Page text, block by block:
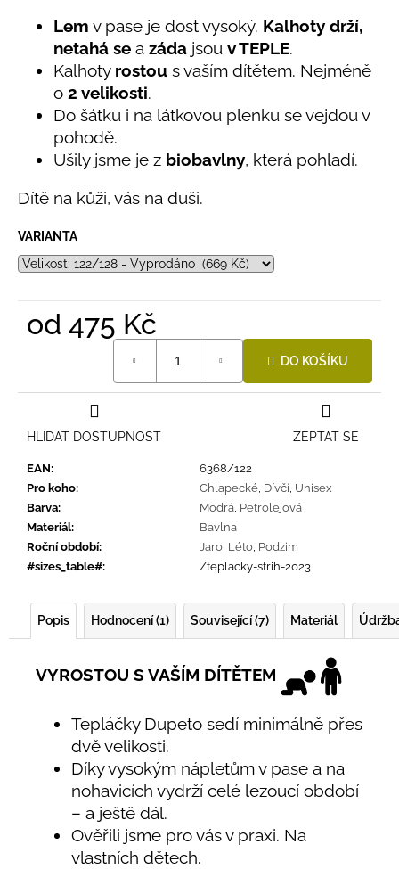
Lem v pase je dost vysoký. Kalhoty drží,
netahá se a záda jsou v TEPLE.
Kalhoty rostou s vaším dítětem. Nejméně
o 2 velikosti.
Do šátku i na látkovou plenku se vejdou v
pohodě.
Ušily jsme je z biobavlny, která pohladí.
Dítě na kůži, vás na duši.
VARIANTA
od 475 Kč
DO KOŠÍKU
EAN:
6368/122
Pro koho: Chlapecké, Dívčí, Unisex
Barva: Modrá, Petrolejová
Materiál:
Bavlna
Roční období: Jaro, Léto, Podzim
#sizes_table#: /teplacky-strih-2023
ZEPTAT SE
HLÍDAT DOSTUPNOST
Popis Hodnocení (1) Související (7) Materiál
VYROSTOU S VAŠÍM DÍTĚTEM
Tepláčky Dupeto sedí minimálně přes
dvě velikosti.
Díky vysokým nápletům v pase a na
nohavicích vydrží celé lezoucí období
– a ještě dál.
Ověřili jsme pro vás v praxi. Na
vlastních dětech.
BAMBUSOVÉ
TRIKO
PRUHY
435
Kč